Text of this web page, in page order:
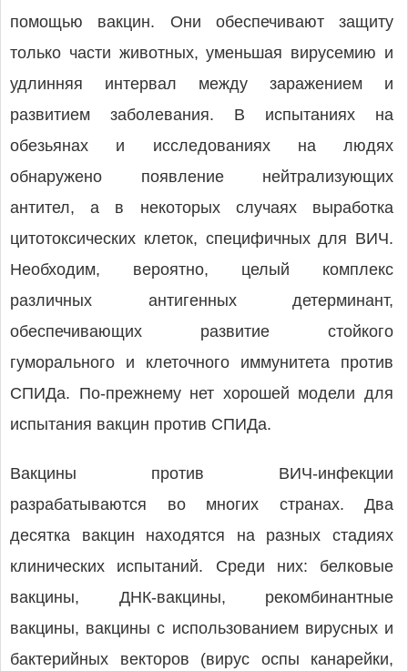
помощью вакцин. Они обеспечивают защиту
только части животных, уменьшая вирусемию и
удлинняя интервал между заражением и
развитием заболевания. В испытаниях на
обезьянах и исследованиях на людях
обнаружено появление нейтрализующих
антител, а в некоторых случаях выработка
цитотоксических клеток, специфичных для ВИЧ.
Необходим, вероятно, целый комплекс
различных антигенных детерминант,
обеспечивающих развитие стойкого
гуморального и клеточного иммунитета против
СПИДа. По-прежнему нет хорошей модели для
испытания вакцин против СПИДа.
Вакцины против ВИЧ-инфекции
разрабатываются во многих странах. Два
десятка вакцин находятся на разных стадиях
клинических испытаний. Среди них: белковые
вакцины, ДНК-вакцины, рекомбинантные
вакцины, вакцины с использованием вирусных и
бактерийных векторов (вирус оспы канарейки,